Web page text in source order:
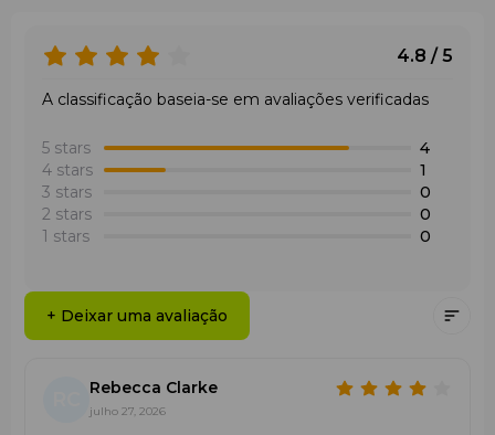
+ Deixar uma avaliação
Rebecca Clarke
julho 27, 2026
4.8 / 5
A classificação baseia-se em avaliações verificadas
5 stars
4
4 stars
1
3 stars
0
2 stars
0
1 stars
0